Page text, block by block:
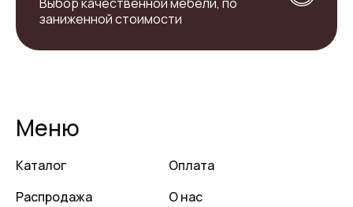
Выбор качественной мебели, по
заниженной стоимости
Меню
Каталог
Распродажа
Оплата
О нас